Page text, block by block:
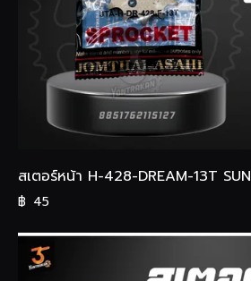
สเตอร์หน้า H-428-DREAM-13T SUN
฿ 45